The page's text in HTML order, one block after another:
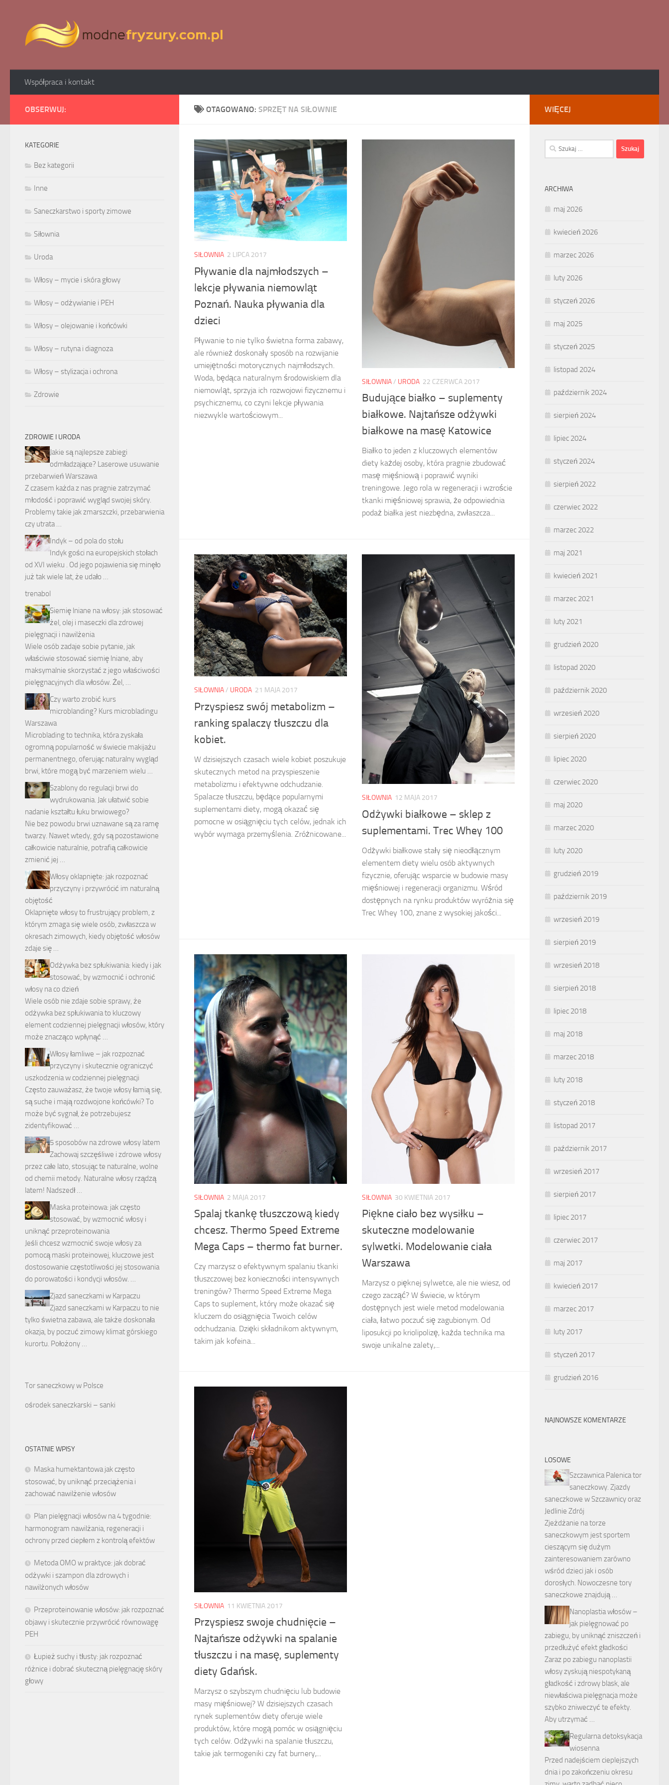
Współpraca i kontakt
OTAGOWANO: SPRZĘT NA SIŁOWNIE
SIŁOWNIA 2 LIPCA 2017
Pływanie dla najmłodszych –
lekcje pływania niemowląt
Poznań. Nauka pływania dla
dzieci
Pływanie to nie tylko świetna forma zabawy,
ale również doskonały sposób na rozwijanie
umiejętności motorycznych najmłodszych.
Woda, będąca naturalnym środowiskiem dla
niemowląt, sprzyja ich rozwojowi fizycznemu i
psychicznemu, co czyni lekcje pływania
niezwykle wartościowym...
SIŁOWNIA/ URODA 22 CZERWCA 2017
Budujące białko – suplementy
białkowe. Najtańsze odżywki
białkowe na masę Katowice
Białko to jeden z kluczowych elementów
diety każdej osoby, która pragnie zbudować
masę mięśniową i poprawić wyniki
treningowe. Jego rola w regeneracji i wzroście
tkanki mięśniowej sprawia, że odpowiednia
podaż białka jest niezbędna, zwłaszcza...
SIŁOWNIA/ URODA 21 MAJA 2017
Przyspiesz swój metabolizm –
ranking spalaczy tłuszczu dla
kobiet.
W dzisiejszych czasach wiele kobiet poszukuje
skutecznych metod na przyspieszenie
metabolizmu i efektywne odchudzanie.
Spalacze tłuszczu, będące popularnymi
suplementami diety, mogą okazać się
pomocne w osiągnięciu tych celów, jednak ich
wybór wymaga przemyślenia. Zróżnicowane...
SIŁOWNIA 12 MAJA 2017
Odżywki białkowe – sklep z
suplementami. Trec Whey 100
Odżywki białkowe stały się nieodłącznym
elementem diety wielu osób aktywnych
fizycznie, oferując wsparcie w budowie masy
mięśniowej i regeneracji organizmu. Wśród
dostępnych na rynku produktów wyróżnia się
Trec Whey 100, znane z wysokiej jakości...
SIŁOWNIA 2 MAJA 2017
Spalaj tkankę tłuszczową kiedy
chcesz. Thermo Speed Extreme
Mega Caps – thermo fat burner.
Czy marzysz o efektywnym spalaniu tkanki
tłuszczowej bez konieczności intensywnych
treningów? Thermo Speed Extreme Mega
Caps to suplement, który może okazać się
kluczem do osiągnięcia Twoich celów
odchudzania. Dzięki składnikom aktywnym,
takim jak kofeina...
SIŁOWNIA 30 KWIETNIA 2017
Piękne ciało bez wysiłku –
skuteczne modelowanie
sylwetki. Modelowanie ciała
Warszawa
Marzysz o pięknej sylwetce, ale nie wiesz, od
czego zacząć? W świecie, w którym
dostępnych jest wiele metod modelowania
ciała, łatwo poczuć się zagubionym. Od
liposukcji po kriolipolizę, każda technika ma
swoje unikalne zalety,...
SIŁOWNIA 11 KWIETNIA 2017
Przyspiesz swoje chudnięcie –
Najtańsze odżywki na spalanie
tłuszczu i na masę, suplementy
diety Gdańsk.
Marzysz o szybszym chudnięciu lub budowie
masy mięśniowej? W dzisiejszych czasach
rynek suplementów diety oferuje wiele
produktów, które mogą pomóc w osiągnięciu
tych celów. Odżywki na spalanie tłuszczu,
takie jak termogeniki czy fat burnery,...
OBSERWUJ:
KATEGORIE
Bez kategorii
Inne
Saneczkarstwo i sporty zimowe
Siłownia
Uroda
Włosy – mycie i skóra głowy
Włosy – odżywianie i PEH
Włosy – olejowanie i końcówki
Włosy – rutyna i diagnoza
Włosy – stylizacja i ochrona
Zdrowie
ZDROWIE I URODA
Jakie są najlepsze zabiegi
odmładzające? Laserowe usuwanie
przebarwień Warszawa
Z czasem każda z nas pragnie zatrzymać
młodość i poprawić wygląd swojej skóry.
Problemy takie jak zmarszczki, przebarwienia
czy utrata …
Indyk – od pola do stołu
Indyk gości na europejskich stołach
od XVI wieku . Od jego pojawienia się minęło
już tak wiele lat, że udało …
trenabol
Siemię lniane na włosy: jak stosować
żel, olej i maseczki dla zdrowej
pielęgnacji i nawilżenia
Wiele osób zadaje sobie pytanie, jak
właściwie stosować siemię lniane, aby
maksymalnie skorzystać z jego właściwości
pielęgnacyjnych dla włosów. Żel, …
Czy warto zrobić kurs
microblanding? Kurs microbladingu
Warszawa
Microblading to technika, która zyskała
ogromną popularność w świecie makijażu
permanentnego, oferując naturalny wygląd
brwi, które mogą być marzeniem wielu …
Szablony do regulacji brwi do
wydrukowania. Jak ułatwić sobie
nadanie kształtu łuku brwiowego?
Nie bez powodu brwi uznawane są za ramę
twarzy. Nawet wtedy, gdy są pozostawione
całkowicie naturalnie, potrafią całkowicie
zmienić jej …
Włosy oklapnięte: jak rozpoznać
przyczyny i przywrócić im naturalną
objętość
Oklapnięte włosy to frustrujący problem, z
którym zmaga się wiele osób, zwłaszcza w
okresach zimowych, kiedy objętość włosów
zdaje się …
Odżywka bez spłukiwania: kiedy i jak
stosować, by wzmocnić i ochronić
włosy na co dzień
Wiele osób nie zdaje sobie sprawy, że
odżywka bez spłukiwania to kluczowy
element codziennej pielęgnacji włosów, który
może znacząco wpłynąć …
Włosy łamliwe – jak rozpoznać
przyczyny i skutecznie ograniczyć
uszkodzenia w codziennej pielęgnacji
Często zauważasz, że twoje włosy łamią się,
są suche i mają rozdwojone końcówki? To
może być sygnał, że potrzebujesz
zidentyfikować …
5 sposobów na zdrowe włosy latem
Zachowaj szczęśliwe i zdrowe włosy
przez całe lato, stosując te naturalne, wolne
od chemii metody. Naturalne włosy rządzą
latem! Nadszedł …
Maska proteinowa: jak często
stosować, by wzmocnić włosy i
uniknąć przeproteinowania
Jeśli chcesz wzmocnić swoje włosy za
pomocą maski proteinowej, kluczowe jest
dostosowanie częstotliwości jej stosowania
do porowatości i kondycji włosów. …
Zjazd saneczkami w Karpaczu
Zjazd saneczkami w Karpaczu to nie
tylko świetna zabawa, ale także doskonała
okazja, by poczuć zimowy klimat górskiego
kurortu. Położony …
Tor saneczkowy w Polsce
ośrodek saneczkarski – sanki
OSTATNIE WPISY
Maska humektantowa jak często
stosować, by uniknąć przeciążenia i
zachować nawilżenie włosów
Plan pielęgnacji włosów na 4 tygodnie:
harmonogram nawilżania, regeneracji i
ochrony przed ciepłem z kontrolą efektów
Metoda OMO w praktyce: jak dobrać
odżywki i szampon dla zdrowych i
nawilżonych włosów
Przeproteinowanie włosów: jak rozpoznać
objawy i skutecznie przywrócić równowagę
PEH
Łupież suchy i tłusty: jak rozpoznać
różnice i dobrać skuteczną pielęgnację skóry
głowy
WIĘCEJ
Szukaj:
ARCHIWA
maj 2026
kwiecień 2026
marzec 2026
luty 2026
styczeń 2026
maj 2025
styczeń 2025
listopad 2024
październik 2024
sierpień 2024
lipiec 2024
styczeń 2024
sierpień 2022
czerwiec 2022
marzec 2022
maj 2021
kwiecień 2021
marzec 2021
luty 2021
grudzień 2020
listopad 2020
październik 2020
wrzesień 2020
sierpień 2020
lipiec 2020
czerwiec 2020
maj 2020
marzec 2020
luty 2020
grudzień 2019
październik 2019
wrzesień 2019
sierpień 2019
wrzesień 2018
sierpień 2018
lipiec 2018
maj 2018
marzec 2018
luty 2018
styczeń 2018
listopad 2017
październik 2017
wrzesień 2017
sierpień 2017
lipiec 2017
czerwiec 2017
maj 2017
kwiecień 2017
marzec 2017
luty 2017
styczeń 2017
grudzień 2016
NAJNOWSZE KOMENTARZE
LOSOWE
Szczawnica Palenica tor
saneczkowy. Zjazdy
saneczkowe w Szczawnicy oraz
Jedlinie Zdrój
Zjeżdżanie na torze
saneczkowym jest sportem
cieszącym się dużym
zainteresowaniem zarówno
wśród dzieci jak i osób
dorosłych. Nowoczesne tory
saneczkowe znajdują …
Nanoplastia włosów –
jak pielęgnować po
zabiegu, by uniknąć zniszczeń i
przedłużyć efekt gładkości
Zaraz po zabiegu nanoplastii
włosy zyskują niespotykaną
gładkość i zdrowy blask, ale
niewłaściwa pielęgnacja może
szybko zniweczyć te efekty.
Aby utrzymać …
Regularna detoksykacja
wiosenna
Przed nadejściem cieplejszych
dnia i po zakończeniu okresu